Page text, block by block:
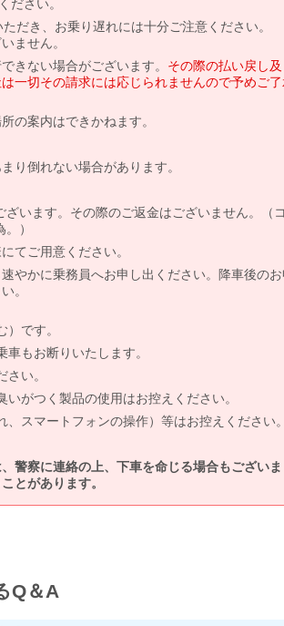
ださい。
だき、お乗り遅れには十分ご注意ください。
ません。
きない場合がございます。 その際の払い戻し及
一切その請求には応じられませんので予めご
の案内はできかねます。
り倒れない場合があります。
います。その際のご返金はございません。（
）
てご用意ください。
やかに乗務員へお申し出ください。降車後の
。
です。
もお断りいたします。
い。
がつく製品の使用はお控えください。
スマートフォンの操作）等はお控えください
警察に連絡の上、下車を命じる場合もございま
とがあります。
Q＆A